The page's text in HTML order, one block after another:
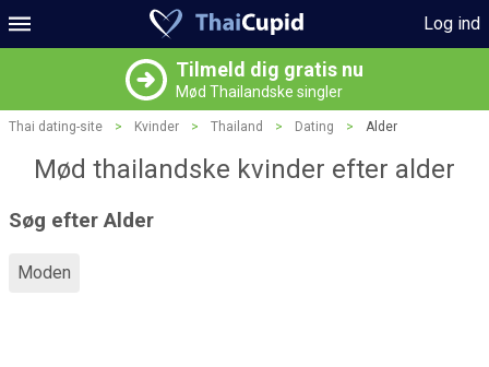
Log ind
Tilmeld dig gratis nu
Mød Thailandske singler
Thai dating-site > Kvinder > Thailand > Dating > Alder
Mød thailandske kvinder efter alder
Søg efter Alder
Moden